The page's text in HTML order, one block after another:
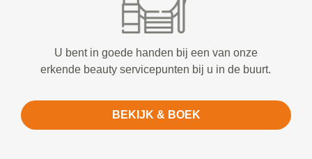
U bent in goede handen bij een van onze
erkende beauty servicepunten bij u in de buurt.
BEKIJK & BOEK